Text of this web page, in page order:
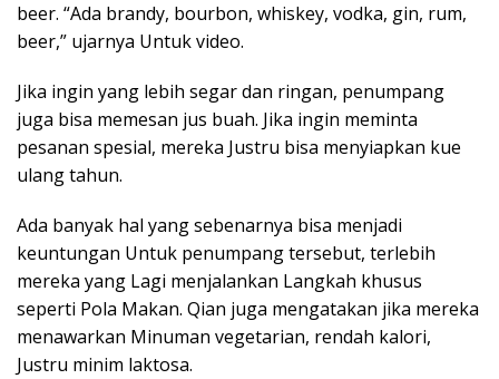
beer. “Ada brandy, bourbon, whiskey, vodka, gin, rum,
beer,” ujarnya Untuk video.
Jika ingin yang lebih segar dan ringan, penumpang
juga bisa memesan jus buah. Jika ingin meminta
pesanan spesial, mereka Justru bisa menyiapkan kue
ulang tahun.
Ada banyak hal yang sebenarnya bisa menjadi
keuntungan Untuk penumpang tersebut, terlebih
mereka yang Lagi menjalankan Langkah khusus
seperti Pola Makan. Qian juga mengatakan jika mereka
menawarkan Minuman vegetarian, rendah kalori,
Justru minim laktosa.